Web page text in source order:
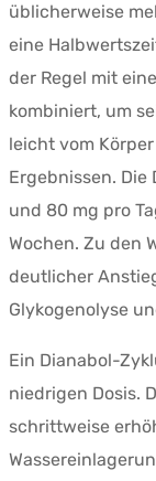
üblicherweise
eine
der Regel mit
kombiniert, um
leicht vom
Ergebnissen.
und 80 mg pro
Wochen. Zu den
deutlicher
Glykogenolyse
Ein Dianabol-
niedrigen Dosis.
schrittweise